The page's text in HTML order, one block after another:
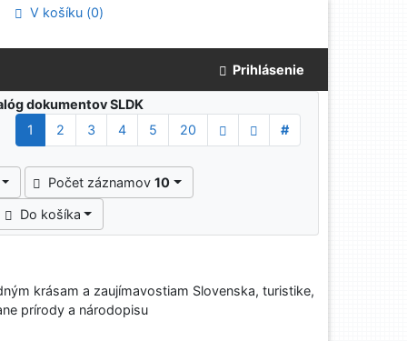
V košíku (0)
Prihlásenie
dokumentov SLDK
1
2 3 4 5 20 #
Počet záznamov10
Do košíka
krásam a zaujímavostiam Slovenska, turistike,
prírody a národopisu